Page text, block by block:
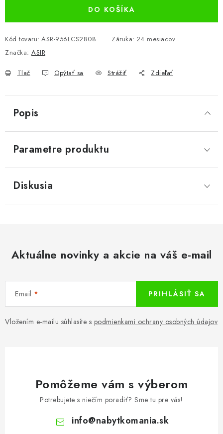
DO KOŠÍKA
Kód tovaru: ASR-956LCS2808 Záruka: 24 mesiacov
Značka: ASIR
Tlač Opýtať sa Strážiť Zdieľať
Popis
Parametre produktu
Diskusia
Aktuálne novinky a akcie na váš e-mail
Email
Vložením e-mailu súhlasíte s podmienkami ochrany osobných údajov
PRIHLÁSIŤ SA
Pomôžeme vám s výberom
Potrebujete s niečím poradiť? Sme tu pre vás!
info@nabytkomania.sk